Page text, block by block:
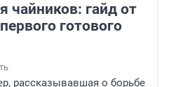
чайников: гайд от
готового
рассказывавшая о борьбе